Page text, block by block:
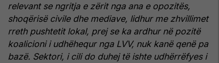
relevant se ngritja e zërit nga ana e opozitës,
shoqërisë civile dhe mediave, lidhur me zhvillimet
rreth pushtetit lokal, prej se ka ardhur në pozitë
koalicioni i udhëhequr nga LVV, nuk kanë qenë pa
bazë. Sektori, i cili do duhej të ishte udhërrëfyes i